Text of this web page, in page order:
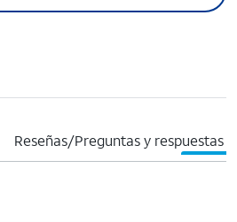
Reseñas/Preguntas y respuestas